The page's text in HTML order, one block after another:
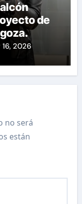
de
16, 2026
no será
están